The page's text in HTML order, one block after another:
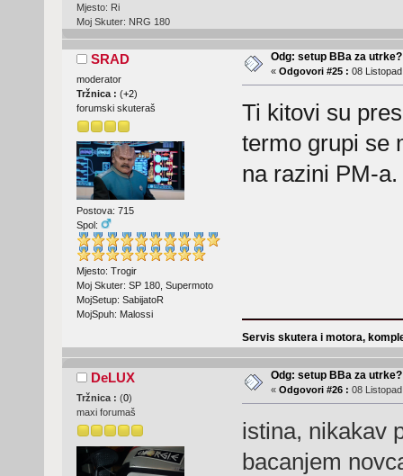
Mjesto: Ri
Moj Skuter: NRG 180
SRAD
moderator
Tržnica : (+2)
forumski skuteraš
Postova: 715
Spol:
Mjesto: Trogir
Moj Skuter: SP 180, Supermoto
MojSetup: SabijatoR
MojSpuh: Malossi
Odg: setup BBa za utrke?
« Odgovori #25 : 08
Ti kitovi su
termo grupi se
na razini PM-a.
Servis skutera i motora,
DeLUX
Tržnica : (0)
maxi forumaš
Odg: setup BBa za utrke?
« Odgovori #26 : 08
istina, nikakav
bacanjem